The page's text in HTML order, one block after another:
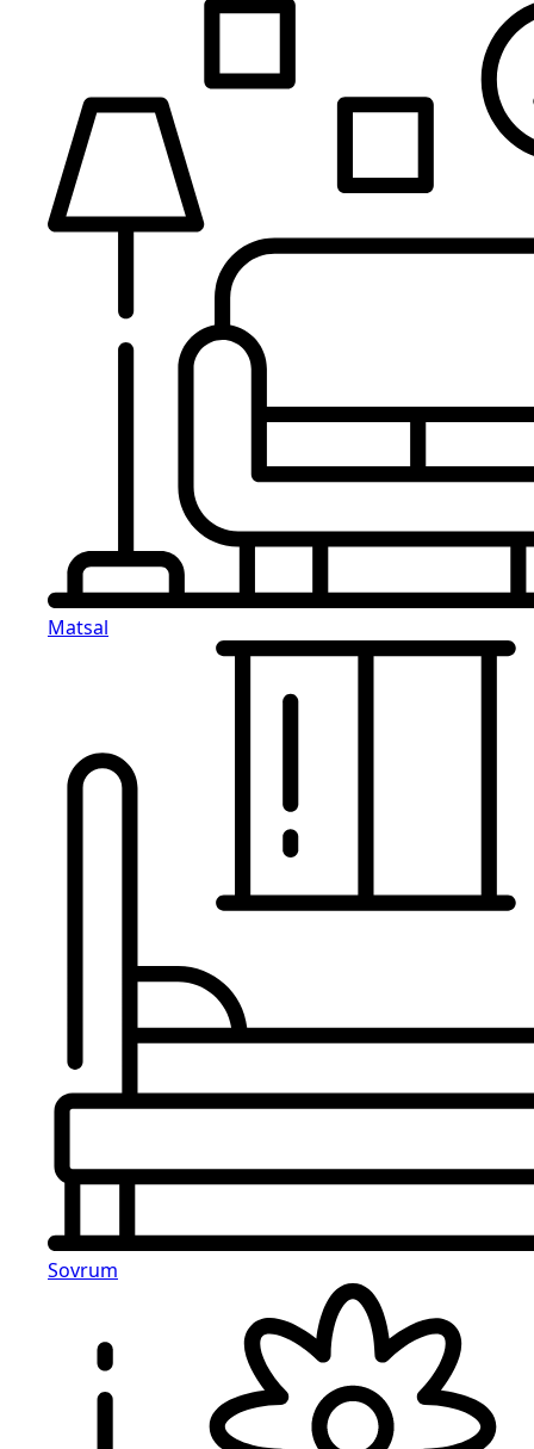
Matsal
Sovrum